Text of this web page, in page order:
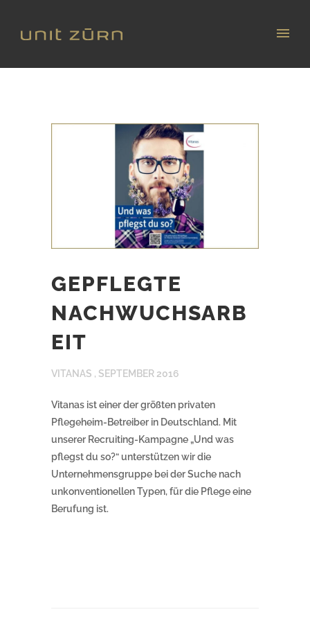
GEPFLEGTE
NACHWUCHSARB
EIT
VITANAS , SEPTEMBER 2016
Vitanas ist einer der größten privaten
Pflegeheim-Betreiber in Deutschland. Mit
unserer Recruiting-Kampagne „Und was
pflegst du so?“ unterstützen wir die
Unternehmensgruppe bei der Suche nach
unkonventionellen Typen, für die Pflege eine
Berufung ist.